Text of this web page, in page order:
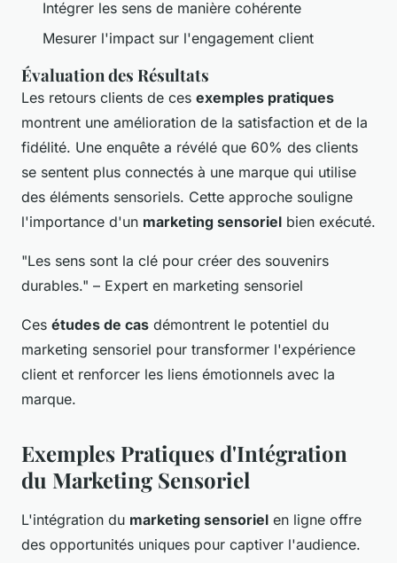
Intégrer les sens de manière cohérente
Mesurer l'impact sur l'engagement client
Évaluation des Résultats
Les retours clients de ces exemples pratiques
montrent une amélioration de la satisfaction et de la
fidélité. Une enquête a révélé que 60% des clients
se sentent plus connectés à une marque qui utilise
des éléments sensoriels. Cette approche souligne
l'importance d'un marketing sensoriel bien exécuté.
"Les sens sont la clé pour créer des souvenirs
durables." – Expert en marketing sensoriel
Ces études de cas démontrent le potentiel du
marketing sensoriel pour transformer l'expérience
client et renforcer les liens émotionnels avec la
marque.
Exemples Pratiques d'Intégration
du Marketing Sensoriel
L'intégration du marketing sensoriel en ligne offre
des opportunités uniques pour captiver l'audience.